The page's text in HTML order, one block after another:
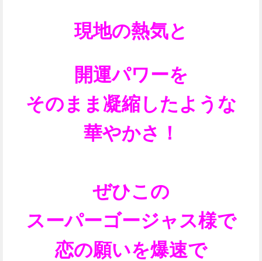
現地の熱気と
開運パワーを
そのまま凝縮したような
華やかさ！
ぜひこの
スーパーゴージャス様で
恋の願いを爆速で